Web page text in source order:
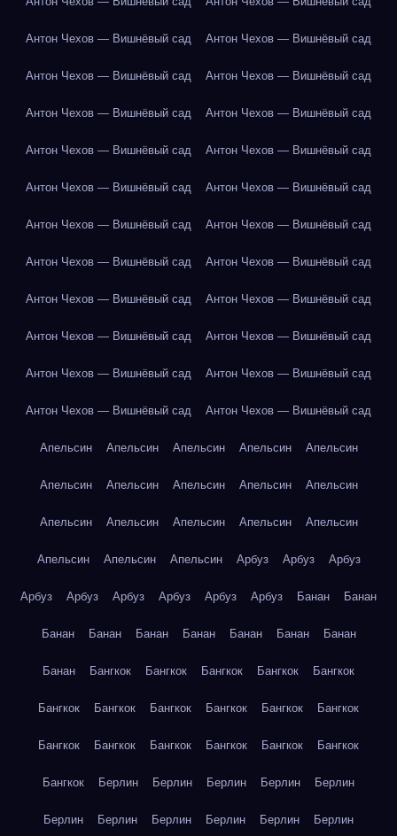
Антон Чехов — Вишнёвый сад Антон Чехов — Вишнёвый сад
Антон Чехов — Вишнёвый сад Антон Чехов — Вишнёвый сад
Антон Чехов — Вишнёвый сад Антон Чехов — Вишнёвый сад
Антон Чехов — Вишнёвый сад Антон Чехов — Вишнёвый сад
Антон Чехов — Вишнёвый сад Антон Чехов — Вишнёвый сад
Антон Чехов — Вишнёвый сад Антон Чехов — Вишнёвый сад
Антон Чехов — Вишнёвый сад Антон Чехов — Вишнёвый сад
Антон Чехов — Вишнёвый сад Антон Чехов — Вишнёвый сад
Антон Чехов — Вишнёвый сад Антон Чехов — Вишнёвый сад
Антон Чехов — Вишнёвый сад Антон Чехов — Вишнёвый сад
Антон Чехов — Вишнёвый сад Антон Чехов — Вишнёвый сад
Апельсин Апельсин Апельсин Апельсин Апельсин
Апельсин Апельсин Апельсин Апельсин Апельсин
Апельсин Апельсин Апельсин Апельсин Апельсин
Апельсин Апельсин Апельсин Арбуз Арбуз Арбуз
Арбуз Арбуз Арбуз Арбуз Арбуз Арбуз Банан Банан
Банан Банан Банан Банан Банан Банан Банан
Банан Бангкок Бангкок Бангкок Бангкок Бангкок
Бангкок Бангкок Бангкок Бангкок Бангкок Бангкок
Бангкок Бангкок Бангкок Бангкок Бангкок Бангкок
Бангкок Берлин Берлин Берлин Берлин Берлин
Берлин Берлин Берлин Берлин Берлин Берлин